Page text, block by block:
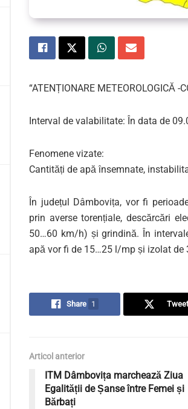
“ATENȚIONARE METEOROLOGICĂ -
Interval de valabilitate: În data de
Fenomene vizate:
Cantități de apă însemnate,
În județul Dâmbovița, vor fi
prin averse torențiale, descărcări
50…60 km/h) și grindină. În
apă vor fi de 15…25 l/mp și izolat de
Share 1 Tweet
Articol anterior
ITM Dâmbovița marchează Ziua
Egalității de Șanse între Femei și
Bărbați